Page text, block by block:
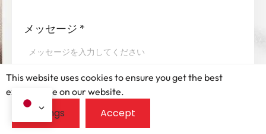
メッセージ *
This website uses cookies to ensure you get the best
exprerience on our website.